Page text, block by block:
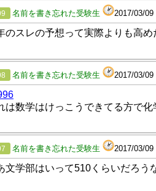
名前を書き忘れた受験生 2017/03/09
のスレの予想って実際よりも高め
名前を書き忘れた受験生 2017/03/09
は数学はけっこうできてる方で
名前を書き忘れた受験生 2017/03/09
文学部はいって510くらいだろう